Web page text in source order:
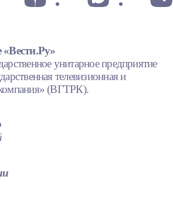
«Вести.Ру»
унитарное предприятие
телевизионная и
(ВГТРК).